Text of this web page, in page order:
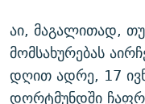
აი, მაგალითად,
მომსახურებას
დღით ადრე, 17
დორტმუნდში